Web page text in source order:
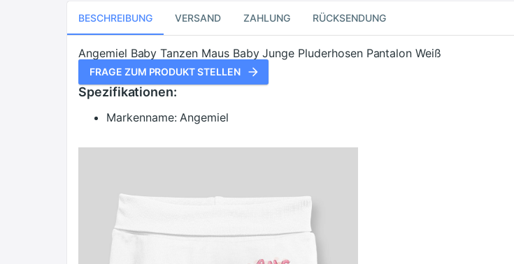
BESCHREIBUNG VERSAND ZAHLUNG RÜCKSENDUNG
Angemiel Baby Tanzen Maus Baby Junge Pluderhosen Pantalon Weiß
FRAGE ZUM PRODUKT STELLEN
Spezifikationen:
Markenname: Angemiel